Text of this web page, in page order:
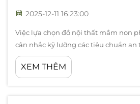
2025-12-11 16:23:00
Việc lựa chọn đồ nội thất mầm non
cân nhắc kỹ lưỡng các tiêu chuẩn an
bền và giá trị giáo dục. Các cơ sở giáo
những thách thức riêng khi trang bị
XEM THÊM